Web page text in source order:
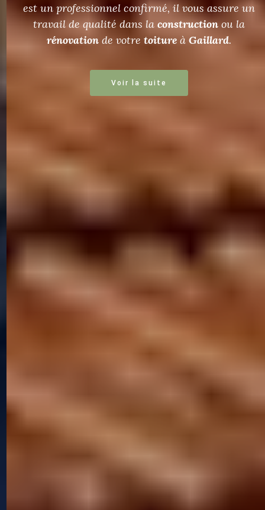
est un professionnel confirmé, il vous assure un
travail de qualité dans laconstructionou la
rénovationde votretoitureàGaillard.
Voir la suite